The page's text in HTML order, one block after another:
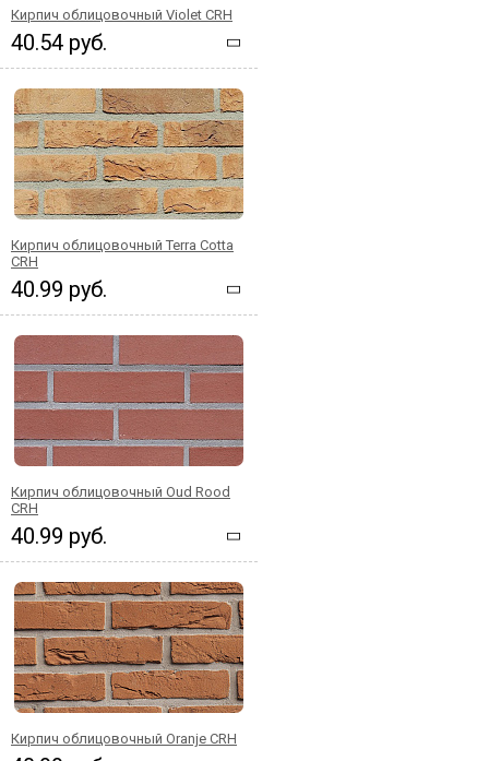
Кирпич облицовочный Violet CRH
40.54 руб.
Кирпич облицовочный Terra Cotta
CRH
40.99 руб.
Кирпич облицовочный Oud Rood
CRH
40.99 руб.
Кирпич облицовочный Oranje CRH